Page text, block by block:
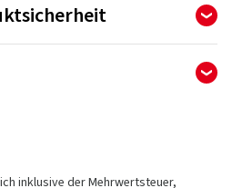
GmbH
inklusive der Mehrwertsteuer,